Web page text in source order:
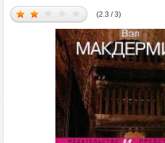
(2.3 / 3)